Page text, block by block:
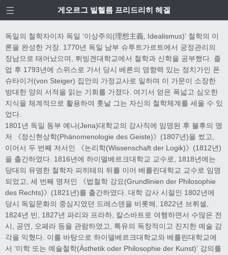
게오르그 빌헬름 프리드리히 헤겔
독일의 철학자이자 독일 ‘이상주의(理想主義, Idealismus)’ 철학의 이
론을 완성한 거장. 1770년 독일 남부 슈투트가르트에서 궁정관리의
장남으로 태어났으며, 튀빙겐대학교에서 철학과 신학을 공부했다. 졸
업 후 1793년에 스위스로 가서 당시 베른의 영향력 있는 정치가인 폰
슈타이거(von Steiger) 집안의 가정교사로 일하며 이 가문이 소장한
방대한 양의 서적을 읽는 기회를 가졌다. 여기서 얻은 폭넓고 심오한
지식을 체계적으로 활용하여 훗날 그는 자신의 철학체계를 세울 수 있
었다.
1801년 독일 동부 예나(Jena)대학교의 강사직에 임명된 후 불후의 명
저 《정신현상학(Phänomenologie des Geiste)》(1807년)을 썼고,
이어서 두 번째 저서인 《논리학(Wissenschaft der Logik)》(1812년)
을 출간하였다. 1816년에 하이델베르크대학교 교수로, 1818년에는
당대의 유명한 철학자 피히테의 뒤를 이어 베를린대학교 교수로 임명
되었고, 세 번째 명저인 《법철학 강요(Grundlinien der Philosophie
des Rechts)》(1821년)를 출간하였다. 대학 강사 시절인 1802년에
당시 독일문화의 중심지였던 드레스덴을 비롯해, 1822년 브뤼셀,
1824년 빈, 1827년 파리와 프라하, 칼스바트로 여행하면서 수많은 전
시, 공연, 오페라 등을 관람하였고, 특유의 독창적이고 진지한 예술 감
각을 익혔다. 이를 바탕으로 하이델베르크대학교와 베를린대학교에
서 ‘미학 또는 예술철학(Ästhetik oder Philosophie der Kunst)’ 강의를